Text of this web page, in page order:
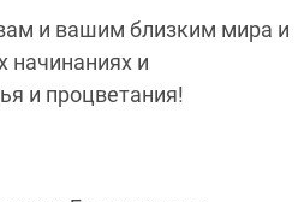
и вашим близким мира и
начинаниях и
и процветания!